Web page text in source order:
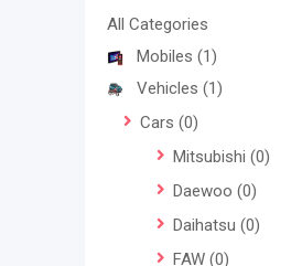
All Categories
Mobiles (1)
Vehicles (1)
Cars (0)
Mitsubishi (0)
Daewoo (0)
Daihatsu (0)
FAW (0)